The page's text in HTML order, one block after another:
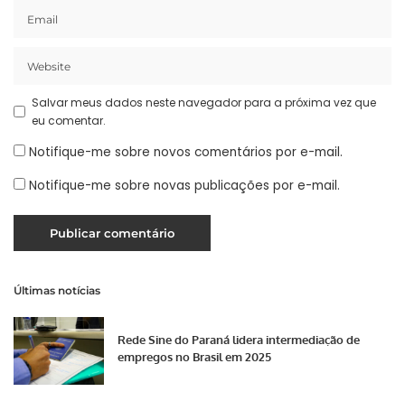
Salvar meus dados neste navegador para a próxima vez que
eu comentar.
Notifique-me sobre novos comentários por e-mail.
Notifique-me sobre novas publicações por e-mail.
Últimas notícias
Rede Sine do Paraná lidera intermediação de
empregos no Brasil em 2025